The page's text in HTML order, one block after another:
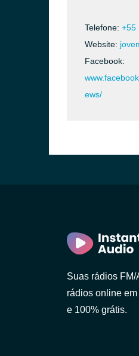
Telefone: +55
Website:
Facebook:
ews/
Suas rádios
rádios online
e 100% grátis.